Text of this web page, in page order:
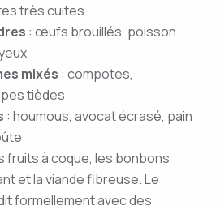
très cuites
: œufs brouillés, poisson
mixés : compotes,
tièdes
: houmous, avocat écrasé, pain
fruits à coque, les bonbons
et la viande fibreuse. Le
formellement avec des